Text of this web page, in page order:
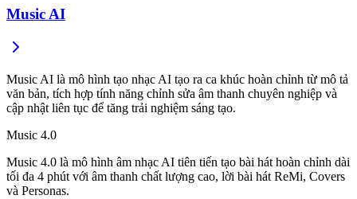
Music AI
Music AI là mô hình tạo nhạc AI tạo ra ca khúc hoàn chỉnh từ mô tả
văn bản, tích hợp tính năng chỉnh sửa âm thanh chuyên nghiệp và
cập nhật liên tục để tăng trải nghiệm sáng tạo.
Music 4.0
Music 4.0 là mô hình âm nhạc AI tiên tiến tạo bài hát hoàn chỉnh dài
tối đa 4 phút với âm thanh chất lượng cao, lời bài hát ReMi, Covers
và Personas.